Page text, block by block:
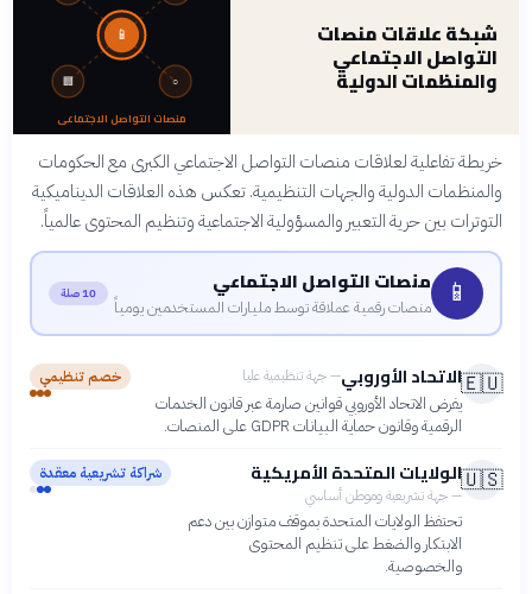
شبكة علاقات منصات
التواصل الاجتماعي
والمنظمات الدولية 🏢 ○
📱
منصات التواصل الاجتماعي
خريطة تفاعلية لعلاقات منصات التواصل الاجتماعي الكبرى مع الحكومات
والمنظمات الدولية والجهات التنظيمية. تعكس هذه العلاقات الديناميكية
التوترات بين حرية التعبير والمسؤولية الاجتماعية وتنظيم المحتوى عالمياً.
📱 منصات التواصل الاجتماعي
منصات رقمية عملاقة توسط مليارات المستخدمين يومياً
10 صلة
🇪🇺الاتحاد الأوروبي—جهة تنظيمية عليا
يفرض الاتحاد الأوروبي قوانين صارمة عبر قانون الخدمات
الرقمية وقانون حماية البيانات GDPR على المنصات.
خصم تنظيمي
🇺🇸الولايات المتحدة الأمريكية
—جهة تشريعية وموطن أساسي
تحتفظ الولايات المتحدة بموقف متوازن بين دعم
الابتكار والضغط على تنظيم المحتوى
والخصوصية.
شراكة تشريعية معقدة